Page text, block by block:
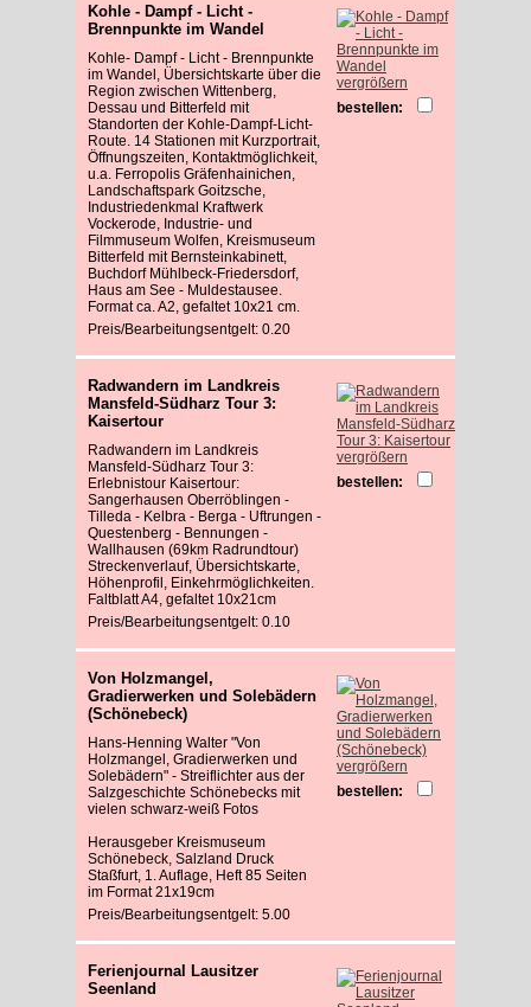
Kohle - Dampf - Licht -
Brennpunkte im Wandel
Kohle- Dampf - Licht - Brennpunkte
im Wandel, Übersichtskarte über die
Region zwischen Wittenberg,
Dessau und Bitterfeld mit
Standorten der Kohle-Dampf-Licht-
Route. 14 Stationen mit Kurzportrait,
Öffnungszeiten, Kontaktmöglichkeit,
u.a. Ferropolis Gräfenhainichen,
Landschaftspark Goitzsche,
Industriedenkmal Kraftwerk
Vockerode, Industrie- und
Filmmuseum Wolfen, Kreismuseum
Bitterfeld mit Bernsteinkabinett,
Buchdorf Mühlbeck-Friedersdorf,
Haus am See - Muldestausee.
Format ca. A2, gefaltet 10x21 cm.
Preis/Bearbeitungsentgelt: 0.20
vergrößern
bestellen:
Radwandern im Landkreis
Mansfeld-Südharz Tour 3:
Kaisertour
Radwandern im Landkreis
Mansfeld-Südharz Tour 3:
Erlebnistour Kaisertour:
Sangerhausen Oberröblingen -
Tilleda - Kelbra - Berga - Uftrungen -
Questenberg - Bennungen -
Wallhausen (69km Radrundtour)
Streckenverlauf, Übersichtskarte,
Höhenprofil, Einkehrmöglichkeiten.
Faltblatt A4, gefaltet 10x21cm
Preis/Bearbeitungsentgelt: 0.10
vergrößern
bestellen:
Von Holzmangel,
Gradierwerken und Solebädern
(Schönebeck)
Hans-Henning Walter "Von
Holzmangel, Gradierwerken und
Solebädern" - Streiflichter aus der
Salzgeschichte Schönebecks mit
vielen schwarz-weiß Fotos
Herausgeber Kreismuseum
Schönebeck, Salzland Druck
Staßfurt, 1. Auflage, Heft 85 Seiten
im Format 21x19cm
Preis/Bearbeitungsentgelt: 5.00
vergrößern
bestellen:
Ferienjournal Lausitzer
Seenland